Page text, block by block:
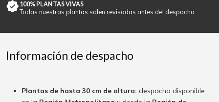
100% PLANTAS VIVAS
Todas nuestras plantas salen revisadas antes del despacho
Información de despacho
Plantas de hasta 30 cm de altura: despacho disponible